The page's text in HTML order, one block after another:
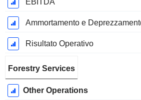
EBITDA
Ammortamento e
Risultato Operativo
Forestry Services
Other Operations